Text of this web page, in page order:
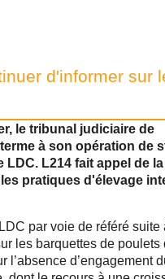
d'informer sur
le tribunal judiciaire de
à son opération de
L214 fait appel de
pratiques d'élevage
par voie de référé suite
les barquettes de poulets
l’absence d’engagement